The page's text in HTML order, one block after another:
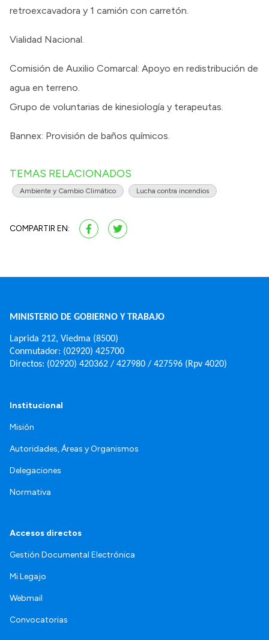
retroexcavadora y 1 camión con carretón.
Vialidad Nacional.
Comisión de Auxilio Comarcal: Apoyo en redistribución de
agua en terreno.
Grupo de voluntarias de kinesiología y terapeutas.
Bannex: Provisión de baños químicos.
TEMAS RELACIONADOS
Ambiente y Cambio Climático Lucha contra incendios
COMPARTIR EN:
MINISTERIO DE GOBIERNO Y TRABAJO
Laprida 212, Viedma (8500)
Conmutador: (02920) 425700
Directos: (02920) 420362 / 427980 / 427596 (Rpv 4020)
Institucional
Misión
Autoridades, Áreas y Organismos
Delegaciones
Normativa
Accesos directos
Gestión Documental Electrónica
Mi Legajo
Webmail
Convocatorias